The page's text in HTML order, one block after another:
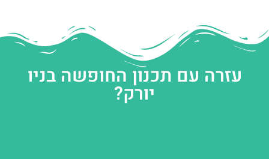
עזרה עם תכנון החופשה בניו
יורק?